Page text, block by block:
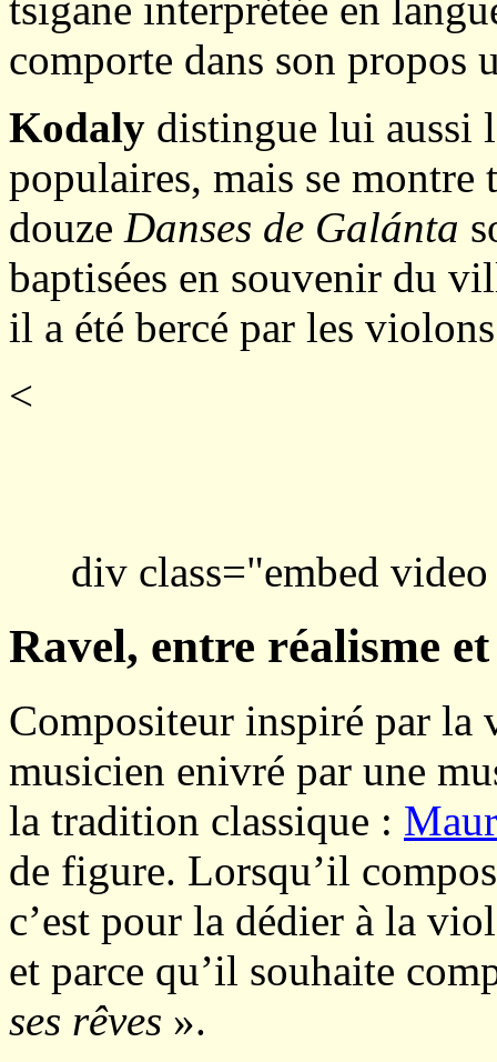
comporte dans son propos
Kodaly distingue lui aussi
populaires, mais se
douze Danses de Galánta
baptisées en souvenir du
il a été bercé par les
<
div class="embed
Ravel, entre réalisme
Compositeur inspiré par la
musicien enivré par une
la tradition classique :
de figure. Lorsqu’il
c’est pour la dédier à la
et parce qu’il souhaite
ses rêves ».